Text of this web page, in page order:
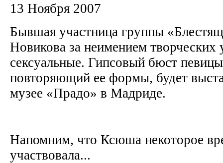
13 Ноября 2007
Бывшая участница группы
Новикова за неимением творческих
сексуальные. Гипсовый бюст
повторяющий ее формы, будет
музее «Прадо» в Мадриде.
Напомним, что Ксюша некоторое
участвовала...